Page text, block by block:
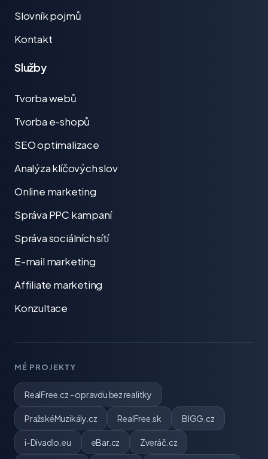
Slovník pojmů
Kontakt
Služby
Tvorba webů
Tvorba e-shopů
SEO optimalizace
Analýza klíčových slov
Online marketing
Správa PPC kampaní
Správa sociálních sítí
E-mail marketing
Affiliate marketing
Konzultace
MÉ PROJEKTY
RealFree.cz - opravdu bez realitky
PražskéMuzikály.cz RealFree.sk BIGG.cz
i-Divadlo.eu eBar.cz Zveráč.cz